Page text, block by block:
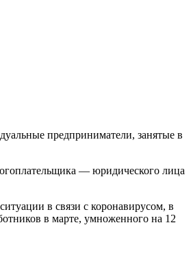
предприниматели, занятые в
— юридического лица
в связи с коронавирусом, в
в марте, умноженного на 12